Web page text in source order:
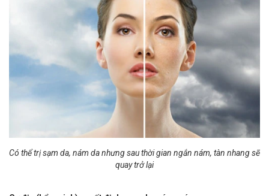
Có thể trị sạm da, nám da nhưng sau thời gian ngắn nám, tàn nhang sẽ
quay trở lại